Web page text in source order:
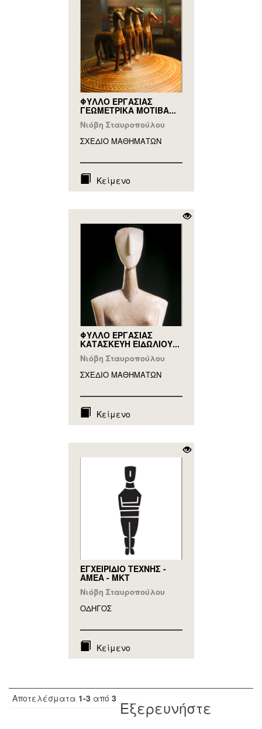
ΦΥΛΛΟ ΕΡΓΑΣΙΑΣ
ΓΕΩΜΕΤΡΙΚΑ ΜΟΤΙΒΑ...
Νιόβη Σταυροπούλου
ΣΧΕΔΙΟ ΜΑΘΗΜAΤΩΝ
Κείμενο
ΦΥΛΛΟ ΕΡΓΑΣΙΑΣ
ΚΑΤΑΣΚΕΥΗ ΕΙΔΩΛΙΟΥ...
Νιόβη Σταυροπούλου
ΣΧΕΔΙΟ ΜΑΘΗΜAΤΩΝ
Κείμενο
ΕΓΧΕΙΡΙΔΙΟ ΤΕΧΝΗΣ -
ΑΜΕΑ - ΜΚΤ
Νιόβη Σταυροπούλου
ΟΔΗΓΟΣ
Κείμενο
Αποτελέσματα 1-3 από 3 Εξερευνήστε